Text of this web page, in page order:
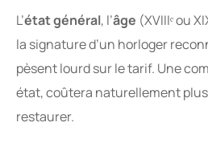
L’état général, l’âge (XVIIIᵉ ou
la signature d’un horloger
pèsent lourd sur le tarif. Une
état, coûtera naturellement plus
restaurer.